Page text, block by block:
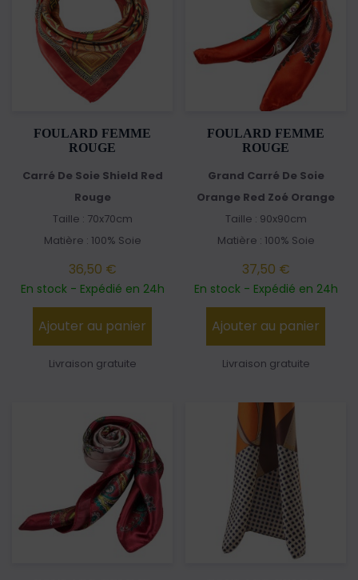
FOULARD FEMME
ROUGE
Carré De Soie Shield Red
Rouge
Taille : 70x70cm
Matière : 100% Soie
36,50 €
En stock - Expédié en 24h
Ajouter au panier
Livraison gratuite
FOULARD FEMME
ROUGE
Grand Carré De Soie
Orange Red Zoé Orange
Taille : 90x90cm
Matière : 100% Soie
37,50 €
En stock - Expédié en 24h
Ajouter au panier
Livraison gratuite